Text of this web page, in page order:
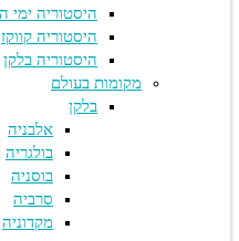
היסטוריה ימי הביניים
היסטוריה קווקז
היסטוריה בלקן
מקומות בעולם
בלקן
אלבניה
בולגריה
בוסניה
סרביה
מקדוניה